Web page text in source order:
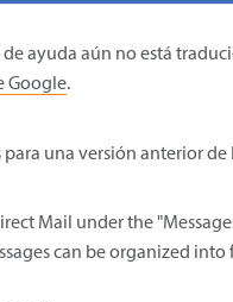
ayuda aún no está
Google.
para una versión anterior de
Mail under the
can be organized into